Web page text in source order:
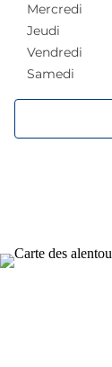
Mercredi
Jeudi
Vendredi
Samedi